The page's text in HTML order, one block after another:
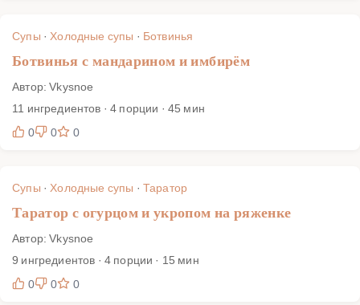
Супы ·Холодные супы · Ботвинья
Ботвинья с мандарином и имбирём
Автор: Vkysnoe
11 ингредиентов · 4 порции · 45 мин
0
0 0
Супы ·Холодные супы · Таратор
Таратор с огурцом и укропом на ряженке
Автор: Vkysnoe
9 ингредиентов · 4 порции · 15 мин
0
0 0